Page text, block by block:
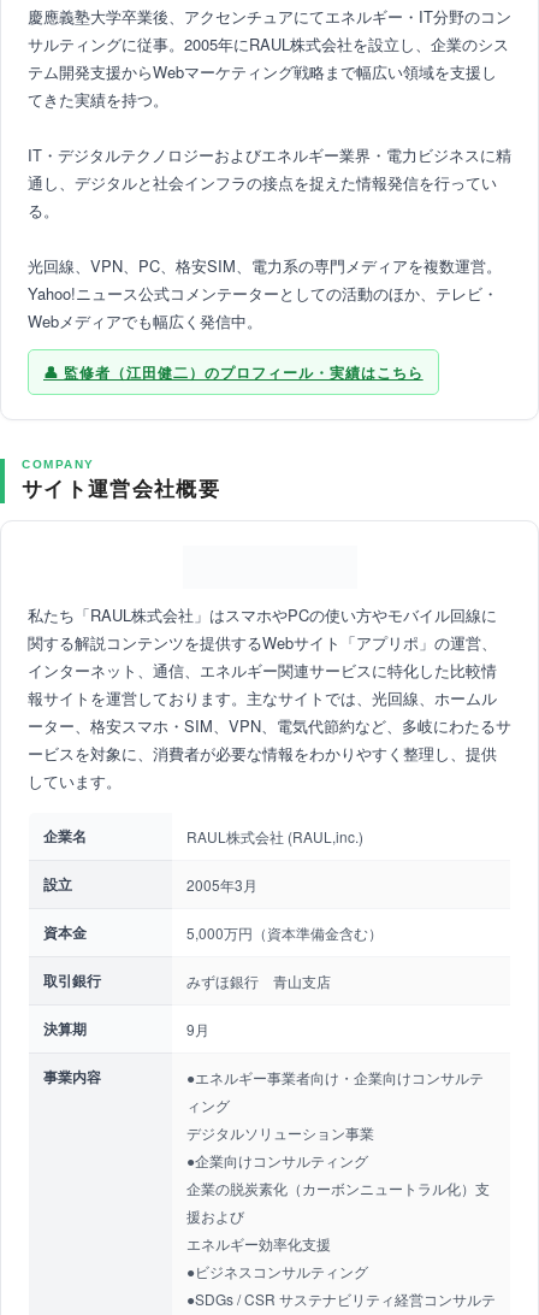
慶應義塾大学卒業後、アクセンチュアにてエネルギー・IT分野のコン
サルティングに従事。2005年にRAUL株式会社を設立し、企業のシス
テム開発支援からWebマーケティング戦略まで幅広い領域を支援し
てきた実績を持つ。
IT・デジタルテクノロジーおよびエネルギー業界・電力ビジネスに精
通し、デジタルと社会インフラの接点を捉えた情報発信を行ってい
る。
光回線、VPN、PC、格安SIM、電力系の専門メディアを複数運営。
Yahoo!ニュース公式コメンテーターとしての活動のほか、テレビ・
Webメディアでも幅広く発信中。
監修者（江田健二）のプロフィール・実績はこちら
COMPANY
サイト運営会社概要
私たち「RAUL株式会社」はスマホやPCの使い方やモバイル回線に
関する解説コンテンツを提供するWebサイト「アプリポ」の運営、
インターネット、通信、エネルギー関連サービスに特化した比較情
報サイトを運営しております。主なサイトでは、光回線、ホームル
ーター、格安スマホ・SIM、VPN、電気代節約など、多岐にわたるサ
ービスを対象に、消費者が必要な情報をわかりやすく整理し、提供
しています。
企業名 RAUL株式会社 (RAUL,inc.)
設立 2005年3月
資本金 5,000万円（資本準備金含む）
取引銀行 みずほ銀行 青山支店
決算期 9月
事業内容
●エネルギー事業者向け・企業向けコンサルテ
ィング
デジタルソリューション事業
●企業向けコンサルティング
企業の脱炭素化（カーボンニュートラル化）支
援および
エネルギー効率化支援
●ビジネスコンサルティング
●SDGs / CSR サステナビリティ経営コンサルテ